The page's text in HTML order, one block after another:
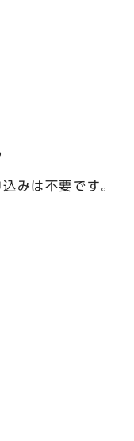
は不要です。